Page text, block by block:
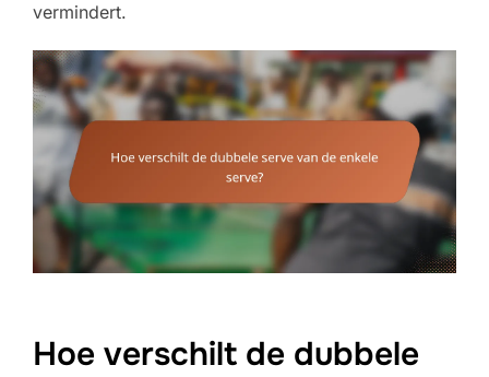
vermindert.
Hoe verschilt de dubbele